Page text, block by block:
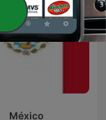
México